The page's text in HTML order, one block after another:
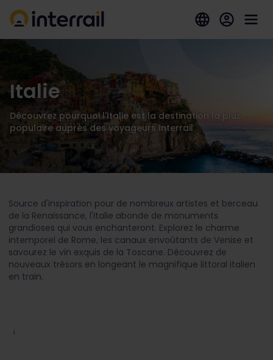
Italie
Découvrez pourquoi l'Italie est la destination la plus
populaire auprès des voyageurs Interrail
Source d'inspiration pour de nombreux artistes et berceau
de la Renaissance, l'Italie abonde de monuments
grandioses qui vous enchanteront. Explorez le charme
intemporel de Rome, les canaux envoûtants de Venise et
savourez le vin exquis de la Toscane. Découvrez de
nouveaux trésors en longeant le magnifique littoral italien
en train.